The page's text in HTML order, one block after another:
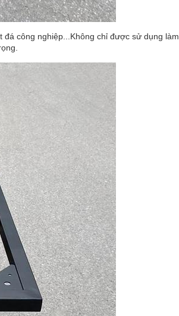
đá công nghiệp...Không chỉ được sử dụng làm